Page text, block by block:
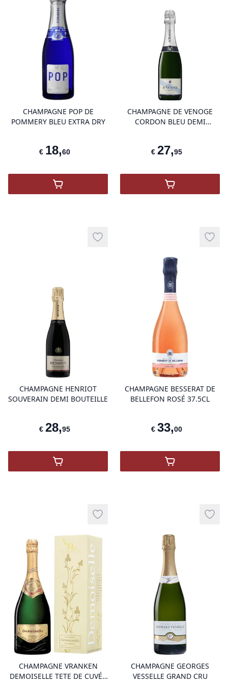
CHAMPAGNE POP DE
POMMERY BLEU EXTRA DRY
€ 18,60
product variant items in cart, view
,POP De Pommery Bleu Extra Dry 20Cl
CHAMPAGNE DE VENOGE
CORDON BLEU DEMI
€ 27,95
,De Venoge
CHAMPAGNE HENRIOT
SOUVERAIN DEMI BOUTEILLE
€ 28,95
Add to wishlist
product variant items in cart, view
,Henriot Brut Souverain 37.5Cl
CHAMPAGNE BESSERAT DE
BELLEFON ROSÉ 37.5CL
€ 33,00
Add
,Champagne
CHAMPAGNE VRANKEN
DEMOISELLE TETE DE CUVÉE
Add to wishlist
product variant items in cart, view
CHAMPAGNE GEORGES
VESSELLE GRAND CRU
Add